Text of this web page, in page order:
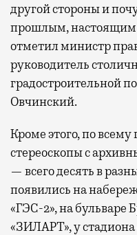
другой стороны и
прошлым,
отметил министр
руководитель
градостроительной
Овчинский.
Кроме этого, по
стереоскопы с
— всего десять в
появились на
«ГЭС-2», на бульваре
«ЗИЛАРТ», у